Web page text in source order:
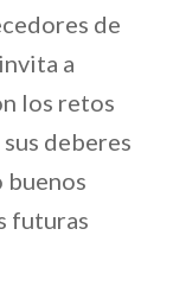
de
a
los retos
deberes
buenos
futuras